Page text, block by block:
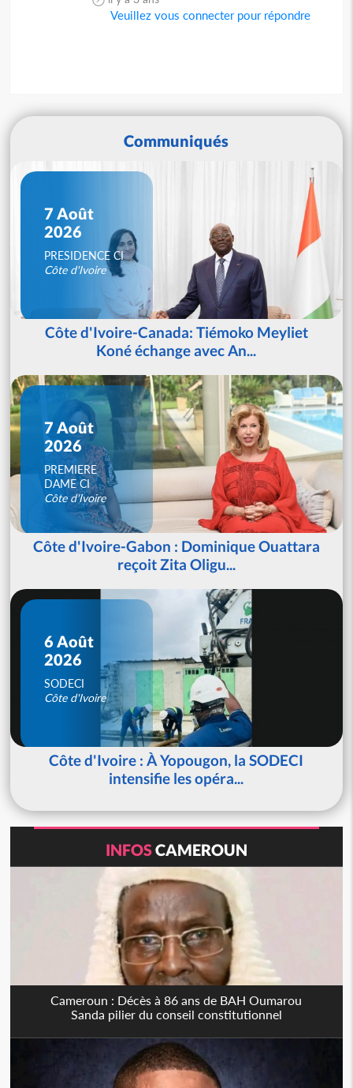
Veuillez vous connecter pour répondre
Communiqués
7 Août
2026
PRESIDENCE CI
Côte d'Ivoire
Côte d'Ivoire-Canada: Tiémoko Meyliet
Koné échange avec An...
7 Août
2026
PREMIERE
DAME CI
Côte d'Ivoire
Côte d'Ivoire-Gabon : Dominique Ouattara
reçoit Zita Oligu...
6 Août
2026
SODECI
Côte d'Ivoire
Côte d'Ivoire : À Yopougon, la SODECI
intensifie les opéra...
INFOSCAMEROUN
Cameroun : Décès à 86 ans de BAH Oumarou
Sanda pilier du conseil constitutionnel